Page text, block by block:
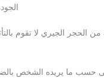
الحجر الجيري لا تقوم
حسب ما يريده الشخص